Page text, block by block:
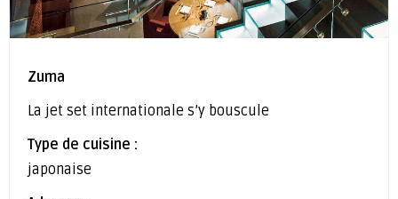
Zuma
La jet set internationale s’y bouscule
Type de cuisine :
japonaise